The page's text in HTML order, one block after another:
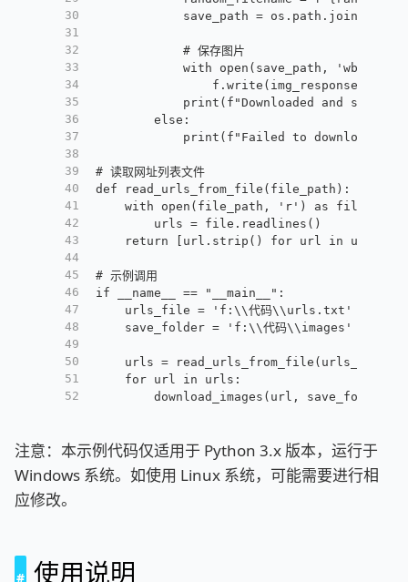
30
31
32
33
34
35
36
37
38
39
40
41
42
43
44
45
46
47
48
49
50
51
52
save_path =
            # 保存图片
with open(save_path, 'wb') as
print(f"Downloaded and saved
        else:
print(f"Failed to download
# 读取网址列表文件
def read_urls_from_file(file_path):
    with open(file_path, 'r') as file:
        urls = file.readlines()
    return [url.strip() for url in urls]
# 示例调用
if __name__ == "__main__":
urls_file = 'f:\\代码\\urls.txt'  # 包含
save_folder = 'f:\\代码\\images'  # 保存
    urls = read_urls_from_file(urls_file)
    for url in urls:
        download_images(url, save_folder)
注意：本示例代码仅适用于 Python 3.x 版本，运行于
Windows 系统。如使用 Linux 系统，可能需要进行相
应修改。
使用说明